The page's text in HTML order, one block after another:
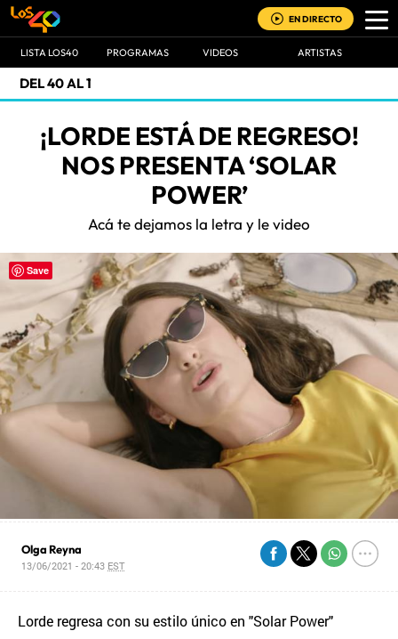
EN DIRECTO
LISTA LOS40 PROGRAMAS VIDEOS ARTISTAS
DEL 40 AL 1
¡LORDE ESTÁ DE REGRESO!
NOS PRESENTA ‘SOLAR
POWER’
Acá te dejamos la letra y le video
Olga Reyna
13/06/2021 - 20:43 EST
Lorde regresa con su estilo único en "Solar Power"
Save